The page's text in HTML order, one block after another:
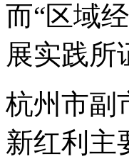
而“区域
展实践所
杭州市副
新红利主